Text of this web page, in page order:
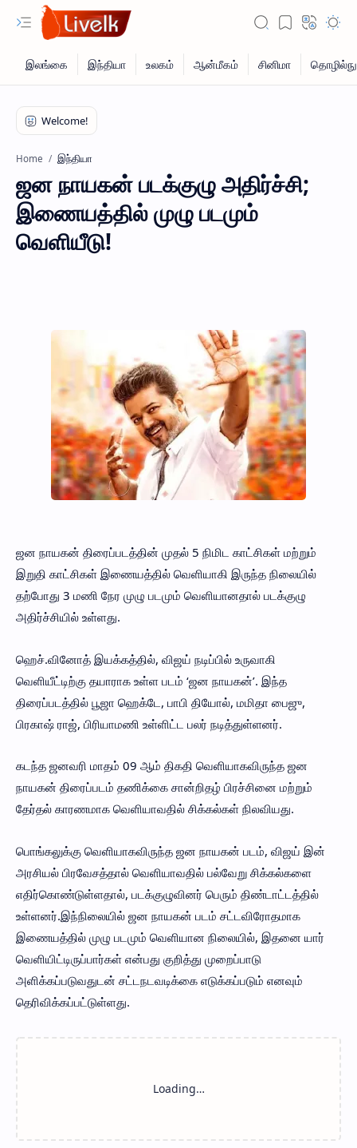
Home இந்தியா
ஜன நாயகன் படக்குழு அதிர்ச்சி;
இணையத்தில் முழு படமும்
வெளியீடு!
ஜன நாயகன் திரைப்படத்தின் முதல் 5 நிமிட காட்சிகள் மற்றும்
இறுதி காட்சிகள் இணையத்தில் வெளியாகி இருந்த நிலையில்
தற்போது 3 மணி நேர முழு படமும் வெளியானதால் படக்குழு
அதிர்ச்சியில் உள்ளது.
ஹெச்.வினோத் இயக்கத்தில், விஜய் நடிப்பில் உருவாகி
வெளியீட்டிற்கு தயாராக உள்ள படம் ‘ஜன நாயகன்’. இந்த
திரைப்படத்தில் பூஜா ஹெக்டே, பாபி தியோல், மமிதா பைஜு,
பிரகாஷ் ராஜ், பிரியாமணி உள்ளிட்ட பலர் நடித்துள்ளனர்.
கடந்த ஜனவரி மாதம் 09 ஆம் திகதி வெளியாகவிருந்த ஜன
நாயகன் திரைப்படம் தணிக்கை சான்றிதழ் பிரச்சினை மற்றும்
தேர்தல் காரணமாக வெளியாவதில் சிக்கல்கள் நிலவியது.
பொங்கலுக்கு வெளியாகவிருந்த ஜன நாயகன் படம், விஜய் இன்
அரசியல் பிரவேசத்தால் வெளியாவதில் பல்வேறு சிக்கல்களை
எதிர்கொண்டுள்ளதால், படக்குழுவினர் பெரும் திண்டாட்டத்தில்
உள்ளனர்.இந்நிலையில் ஜன நாயகன் படம் சட்டவிரோதமாக
இணையத்தில் முழு படமும் வெளியான நிலையில், இதனை யார்
வெளியிட்டிருப்பார்கள் என்பது குறித்து முறைப்பாடு
அளிக்கப்படுவதுடன் சட்டநடவடிக்கை எடுக்கப்படும் எனவும்
தெரிவிக்கப்பட்டுள்ளது.